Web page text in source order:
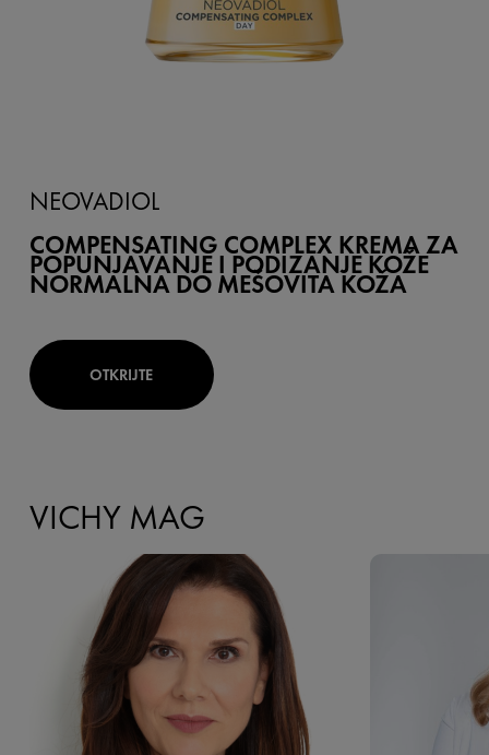
NEOVADIOL
COMPENSATING COMPLEX KREMA ZA
POPUNJAVANJE I PODIZANJE KOŽE
NORMALNA DO MEŠOVITA KOŽA
OTKRIJTE
VICHY MAG